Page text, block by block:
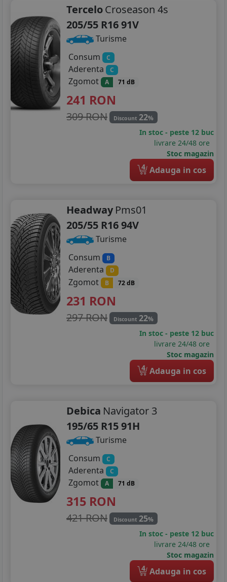
TerceloCroseason 4s
205/55 R16 91V
Turisme
Consum
C
Aderenta C
Zgomot A 71 dB
241 RON
309 RON Discount 22%
In stoc - peste 12 buc
livrare 24/48 ore
Stoc magazin
4 Adauga in cos
Headway Pms01
205/55 R16 94V
Turisme
Consum
B
Aderenta D
Zgomot B 72 dB
231 RON
297 RON Discount 22%
In stoc - peste 12 buc
livrare 24/48 ore
Stoc magazin
4 Adauga in cos
Debica Navigator 3
195/65 R15 91H
Turisme
Consum
C
Aderenta C
Zgomot A 71 dB
315 RON
421 RON Discount 25%
In stoc - peste 12 buc
livrare 24/48 ore
Stoc magazin
4 Adauga in cos